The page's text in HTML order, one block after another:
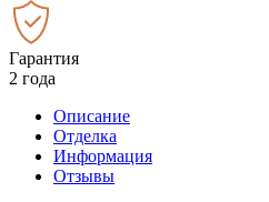
Гарантия
2 года
Описание
Отделка
Информация
Отзывы